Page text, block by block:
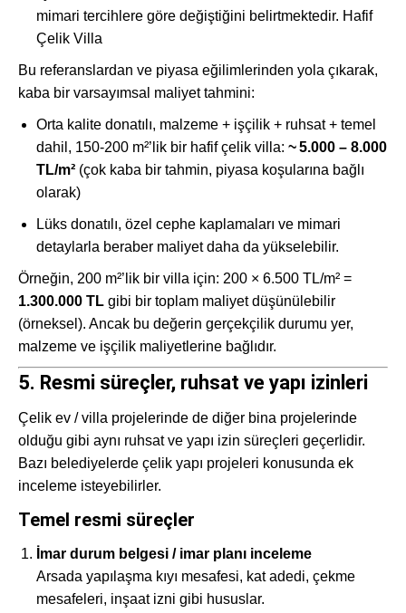
mimari tercihlere göre değiştiğini belirtmektedir. Hafif
Çelik Villa
Bu referanslardan ve piyasa eğilimlerinden yola çıkarak,
kaba bir varsayımsal maliyet tahmini:
Orta kalite donatılı, malzeme + işçilik + ruhsat + temel
dahil, 150‑200 m²’lik bir hafif çelik villa: ~ 5.000 – 8.000
TL/m² (çok kaba bir tahmin, piyasa koşularına bağlı
olarak)
Lüks donatılı, özel cephe kaplamaları ve mimari
detaylarla beraber maliyet daha da yükselebilir.
Örneğin, 200 m²’lik bir villa için: 200 × 6.500 TL/m² =
1.300.000 TL gibi bir toplam maliyet düşünülebilir
(örneksel). Ancak bu değerin gerçekçilik durumu yer,
malzeme ve işçilik maliyetlerine bağlıdır.
5. Resmi süreçler, ruhsat ve yapı izinleri
Çelik ev / villa projelerinde de diğer bina projelerinde
olduğu gibi aynı ruhsat ve yapı izin süreçleri geçerlidir.
Bazı belediyelerde çelik yapı projeleri konusunda ek
inceleme isteyebilirler.
Temel resmi süreçler
İmar durum belgesi / imar planı inceleme
Arsada yapılaşma kıyı mesafesi, kat adedi, çekme
mesafeleri, inşaat izni gibi hususlar.